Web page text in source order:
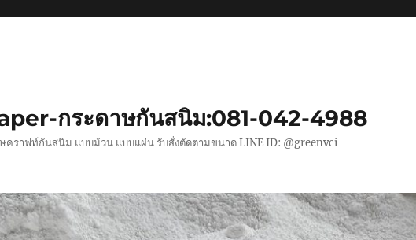
กระดาษกันสนิม:081-042-4988
คราฟท์กันสนิม แบบม้วน แบบแผ่น รับสั่งตัดตามขนาด LINE ID: @greenvci